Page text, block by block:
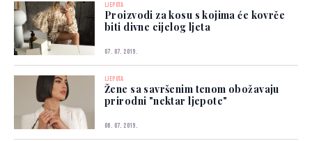
LJEPOTA
Proizvodi za kosu s kojima će kovrče
biti divne cijelog ljeta
07. 07. 2019.
LJEPOTA
Žene sa savršenim tenom obožavaju
prirodni "nektar ljepote"
06. 07. 2019.